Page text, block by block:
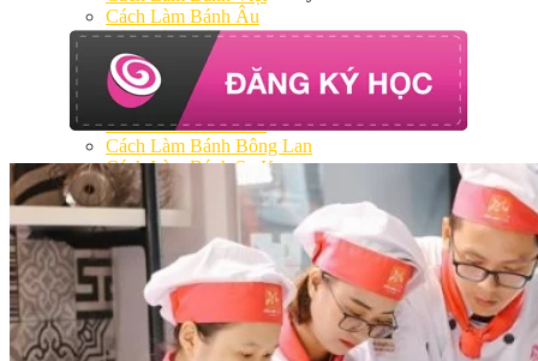
Cách Làm Bánh Âu
Cách Làm Bánh Kem
Cách Làm Bánh Mì
Cách Làm Bánh Trung Thu
Cách Làm Bánh Flan
Cách Làm Bánh Bao
Cách Làm Bánh Bông Lan
Cách Làm Bánh Su Kem
Cách làm bánh CupCake
Cách Làm Bánh Pizza
Cách làm bánh chay
Cách Làm Kẹo – Mứt
Video
Tin tức
Tin Tổng Hợp
Hướng Nghiệp Á Âu